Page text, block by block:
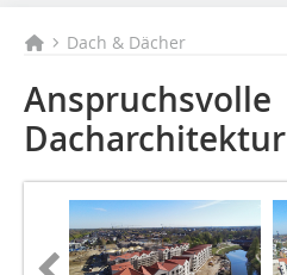
Dach & Dächer
Anspruchsvolle
Dacharchitektur